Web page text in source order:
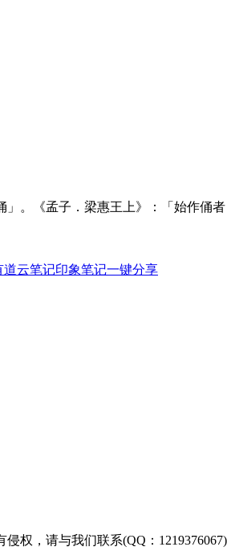
。《孟子．梁惠王上》：「始作俑
道云笔记印象笔记一键分享
权，请与我们联系(QQ：